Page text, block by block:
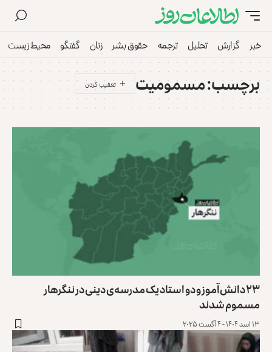
خبر گزارش تحلیل ترجمه حقوق بشر زنان گفتگو محیط زیست
برچسب:مسمومیت
۲۳ دانش‌آموز و دو استاد یک مدرسه‌ی دینی در ننگرهار
مسموم شدند
۱۳ اسد ۱۴۰۴ - ۴ آگست ۲۰۲۵